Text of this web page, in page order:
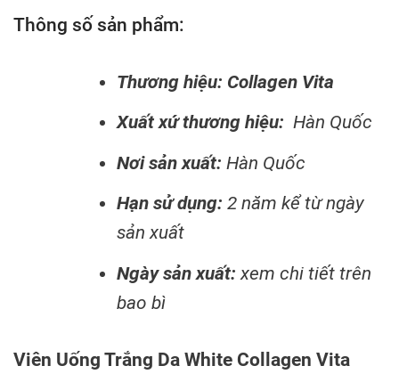
Thông số sản phẩm:
Thương hiệu: Collagen Vita
Xuất xứ thương hiệu: Hàn Quốc
Nơi sản xuất: Hàn Quốc
Hạn sử dụng: 2 năm kể từ ngày
sản xuất
Ngày sản xuất: xem chi tiết trên
bao bì
Viên Uống Trắng Da White Collagen Vita